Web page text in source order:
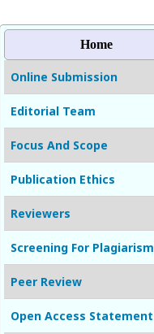
Home
Online Submission
Editorial Team
Focus And Scope
Publication Ethics
Reviewers
Screening For Plagiarism
Peer Review
Open Access Statement